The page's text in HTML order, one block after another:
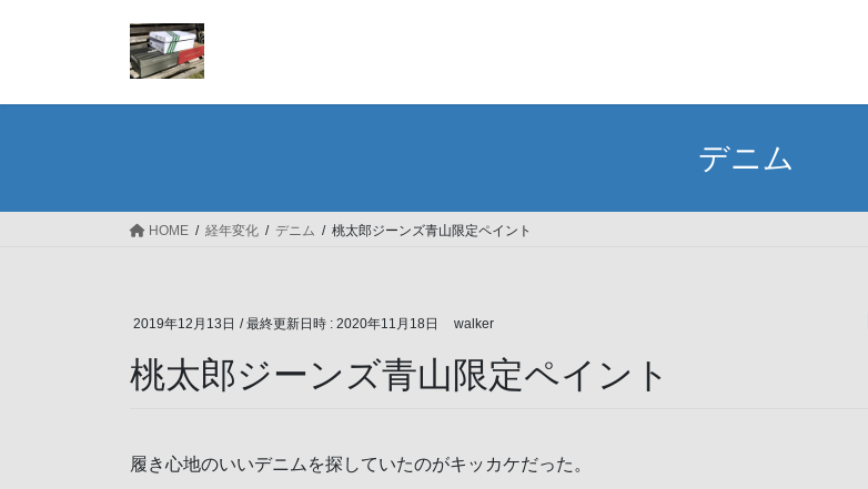
デニム
HOME 経年変化 デニム 桃太郎ジーンズ青山限定ペイント
2019年12月13日 / 最終更新日時 : 2020年11月18日 walker
桃太郎ジーンズ青山限定ペイント
履き心地のいいデニムを探していたのがキッカケだった。